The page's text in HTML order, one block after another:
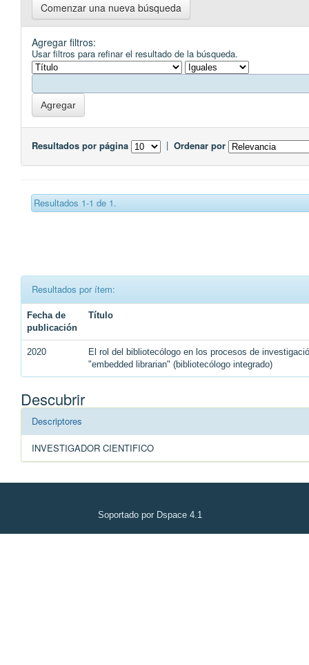
Comenzar una nueva búsqueda
Agregar filtros:
Usar filtros para refinar el resultado de la búsqueda.
Resultados por página | Ordenar por
Resultados 1-1 de 1.
Resultados por ítem:
Fecha de
publicación
Título
2020
El rol del bibliotecólogo en los procesos de
"embedded librarian" (bibliotecólogo integrado)
Descubrir
Descriptores
INVESTIGADOR CIENTIFICO
Soportado por Dspace 4.1